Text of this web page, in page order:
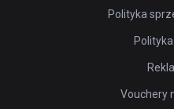
Polityka
Vouchery